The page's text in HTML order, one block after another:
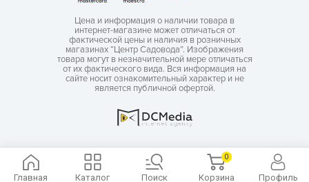
Главная Каталог Поиск
0
Корзина Профиль
Цена и информация о наличии товара в
интернет-магазине может отличаться от
фактической цены и наличия в розничных
магазинах “Центр Садовода”. Изображения
товара могут в незначительной мере отличаться
от их фактического вида. Вся информация на
сайте носит ознакомительный характер и не
является публичной офертой.